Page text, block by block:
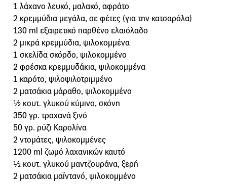
1 λάχανο λευκό, μαλακό, αφράτο
2 κρεμμύδια μεγάλα, σε φέτες (για την κατσαρόλα)
130 ml εξαιρετικό παρθένο ελαιόλαδο
2 μικρά κρεμμύδια, ψιλοκομμένα
1 σκελίδα σκόρδο, ψιλοκομμένο
2 φρέσκα κρεμμυδάκια, ψιλοκομμένα
1 καρότο, ψιλοψιλοτριμμένο
2 ματσάκια μάραθο, ψιλοκομμένο
½ κουτ. γλυκού κύμινο, σκόνη
350 γρ. τραχανά ξινό
50 γρ. ρύζι Καρολίνα
2 ντομάτες, ψιλοκομμένες
1200 ml ζωμό λαχανικών καυτό
½ κουτ. γλυκού μαντζουράνα, ξερή
2 ματσάκια μαϊντανό, ψιλοκομμένο